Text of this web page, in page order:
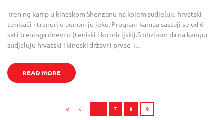
Trening kamp u kineskom Shenzenu na kojem sudjeluju hrvatski
tenisači i treneri u punom je jeku. Program kampa sastoji se od 6
sati treninga dnevno (teniski i kondicijski).S obzirom da na kampu
sudjeluju hrvatski i kineski državni prvaci i...
READ MORE
… 7 8 9